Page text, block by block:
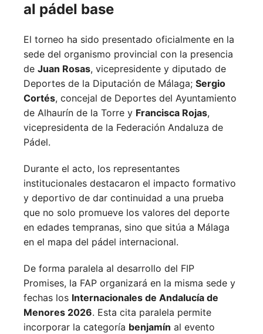
al pádel base
El torneo ha sido presentado oficialmente en la
sede del organismo provincial con la presencia
de Juan Rosas, vicepresidente y diputado de
Deportes de la Diputación de Málaga; Sergio
Cortés, concejal de Deportes del Ayuntamiento
de Alhaurín de la Torre y Francisca Rojas,
vicepresidenta de la Federación Andaluza de
Pádel.
Durante el acto, los representantes
institucionales destacaron el impacto formativo
y deportivo de dar continuidad a una prueba
que no solo promueve los valores del deporte
en edades tempranas, sino que sitúa a Málaga
en el mapa del pádel internacional.
De forma paralela al desarrollo del FIP
Promises, la FAP organizará en la misma sede y
fechas los Internacionales de Andalucía de
Menores 2026. Esta cita paralela permite
incorporar la categoría benjamín al evento